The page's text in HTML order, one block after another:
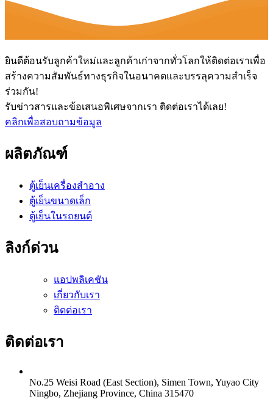
ยินดีต้อนรับลูกค้าใหม่และลูกค้าเก่าจากทั่วโลกให้ติดต่อเราเพื่อ
สร้างความสัมพันธ์ทางธุรกิจในอนาคตและบรรลุความสำเร็จ
ร่วมกัน!
รับข่าวสารและข้อเสนอพิเศษจากเรา ติดต่อเราได้เลย!
คลิกเพื่อสอบถามข้อมูล
ผลิตภัณฑ์
ตู้เย็นเครื่องสำอาง
ตู้เย็นขนาดเล็ก
ตู้เย็นในรถยนต์
ลิงก์ด่วน
แอปพลิเคชัน
เกี่ยวกับเรา
ติดต่อเรา
ติดต่อเรา
No.25 Weisi Road (East Section), Simen Town, Yuyao City
Ningbo, Zhejiang Province, China 315470